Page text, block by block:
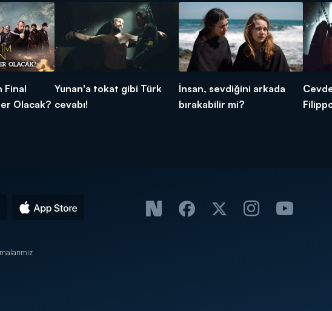
Final
Olacak?
Yunan'a tokat gibi Türk
cevabı!
İnsan, sevdiğini arkada
bırakabilir mi?